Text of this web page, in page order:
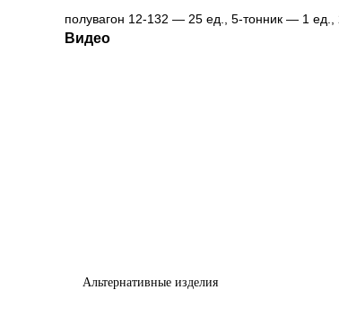
полувагон 12-132 — 25 ед., 5-тонник — 1
Видео
Альтернативные изделия